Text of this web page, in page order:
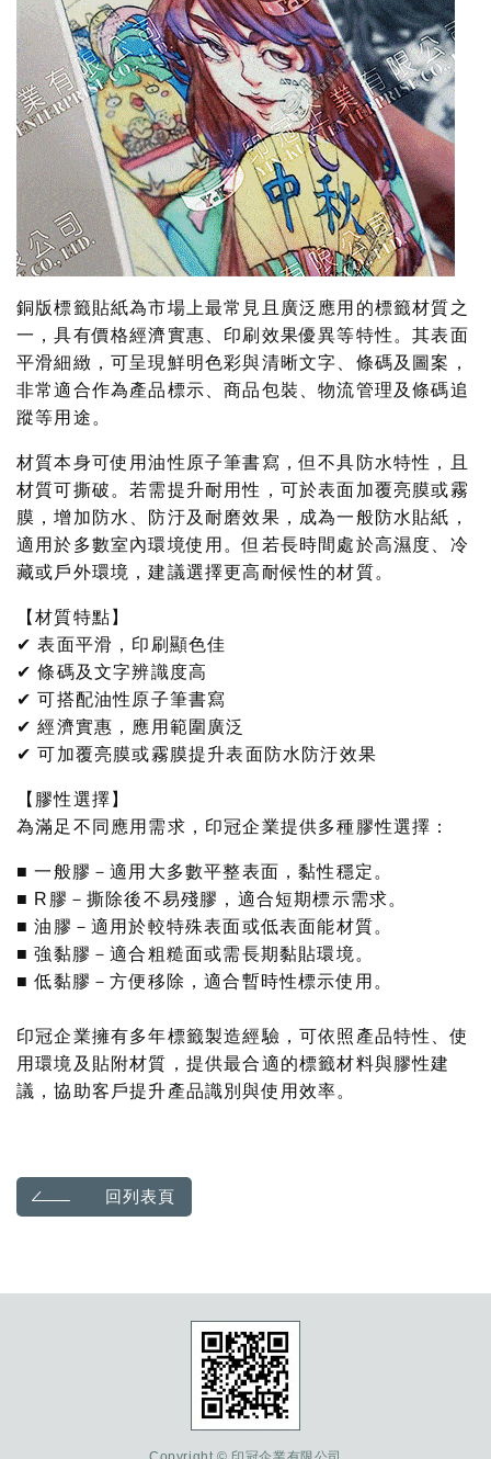
銅版標籤貼紙為市場上最常見且廣泛應用的標籤材質之
一，具有價格經濟實惠、印刷效果優異等特性。其表面
平滑細緻，可呈現鮮明色彩與清晰文字、條碼及圖案，
非常適合作為產品標示、商品包裝、物流管理及條碼追
蹤等用途。
材質本身可使用油性原子筆書寫，但不具防水特性，且
材質可撕破。若需提升耐用性，可於表面加覆亮膜或霧
膜，增加防水、防汙及耐磨效果，成為一般防水貼紙，
適用於多數室內環境使用。但若長時間處於高濕度、冷
藏或戶外環境，建議選擇更高耐候性的材質。
【材質特點】
✔ 表面平滑，印刷顯色佳
✔ 條碼及文字辨識度高
✔ 可搭配油性原子筆書寫
✔ 經濟實惠，應用範圍廣泛
✔ 可加覆亮膜或霧膜提升表面防水防汙效果
【膠性選擇】
為滿足不同應用需求，印冠企業提供多種膠性選擇：
■ 一般膠－適用大多數平整表面，黏性穩定。
■ R膠－撕除後不易殘膠，適合短期標示需求。
■ 油膠－適用於較特殊表面或低表面能材質。
■ 強黏膠－適合粗糙面或需長期黏貼環境。
■ 低黏膠－方便移除，適合暫時性標示使用。
印冠企業擁有多年標籤製造經驗，可依照產品特性、使
用環境及貼附材質，提供最合適的標籤材料與膠性建
議，協助客戶提升產品識別與使用效率。
回列表頁